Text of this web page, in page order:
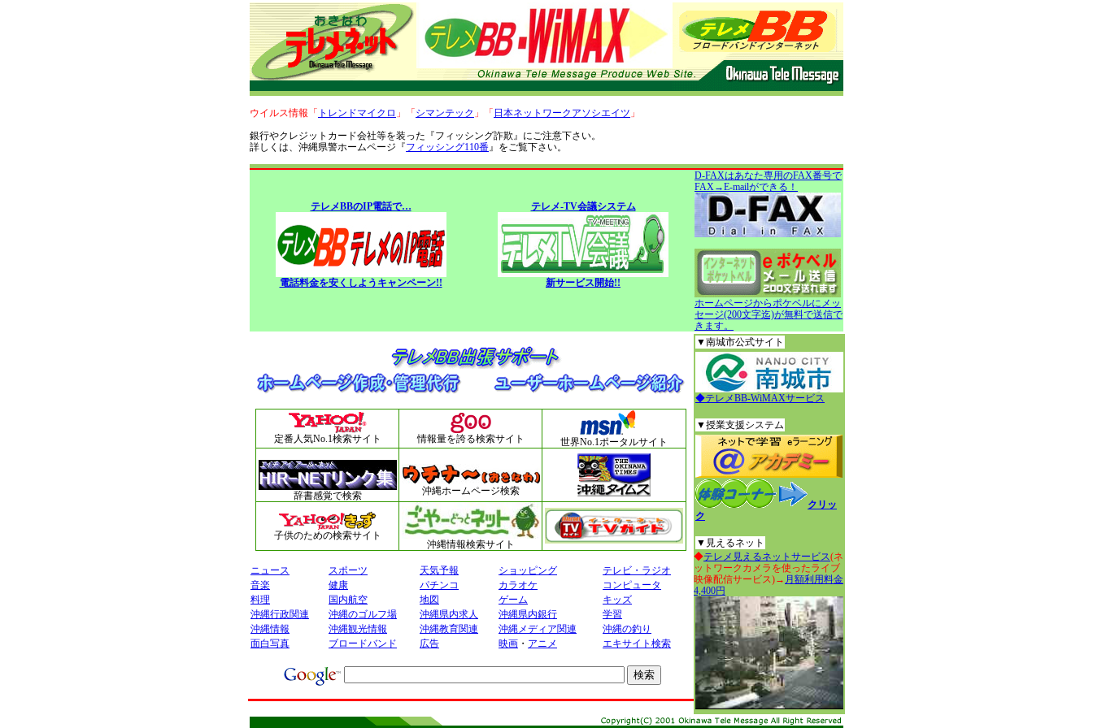
ウイルス情報「 トレンドマイクロ 」「 シマンテック 」「 日本ネットワークアソシエイツ 」
銀行やクレジットカード会社等を装った『フィッシング詐欺』にご注意下さい。
詳しくは、沖縄県警ホームページ『フィッシング110番』をご覧下さい。
テレメBBのIP電話で…
電話料金を安くしようキャンペーン!!
テレメ-TV会議システム
新サービス開始!!
D-FAXはあなた専用のFAX番号で
FAX→E-mailができる！
ホームページからポケベルにメッ
セージ(200文字迄)が無料で送信で
きます。
定番人気No.1検索サイト 情報量を誇る検索サイト 世界No.1ポータルサイト
辞書感覚で検索 沖縄ホームページ検索
子供のための検索サイト
沖縄情報検索サイト
ニュース スポーツ 天気予報 ショッピング
テレビ・ラジオ
音楽
健康 パチンコ カラオケ
コンピュータ
料理
国内航空 地図 ゲーム
キッズ
沖縄行政関連
沖縄のゴルフ場 沖縄県内求人 沖縄県内銀行
学習
沖縄情報
沖縄観光情報 沖縄教育関連 沖縄メディア関連
沖縄の釣り
面白写真
ブロードバンド 広告 映画 ・ アニメ エキサイト検索
▼南城市公式サイト
◆テレメBB-WiMAXサービス
▼授業支援システム
クリッ
ク
▼見えるネット
◆テレメ見えるネットサービス(ネ
ットワークカメラを使ったライブ
映像配信サービス)→ 月額利用料金
4,400円